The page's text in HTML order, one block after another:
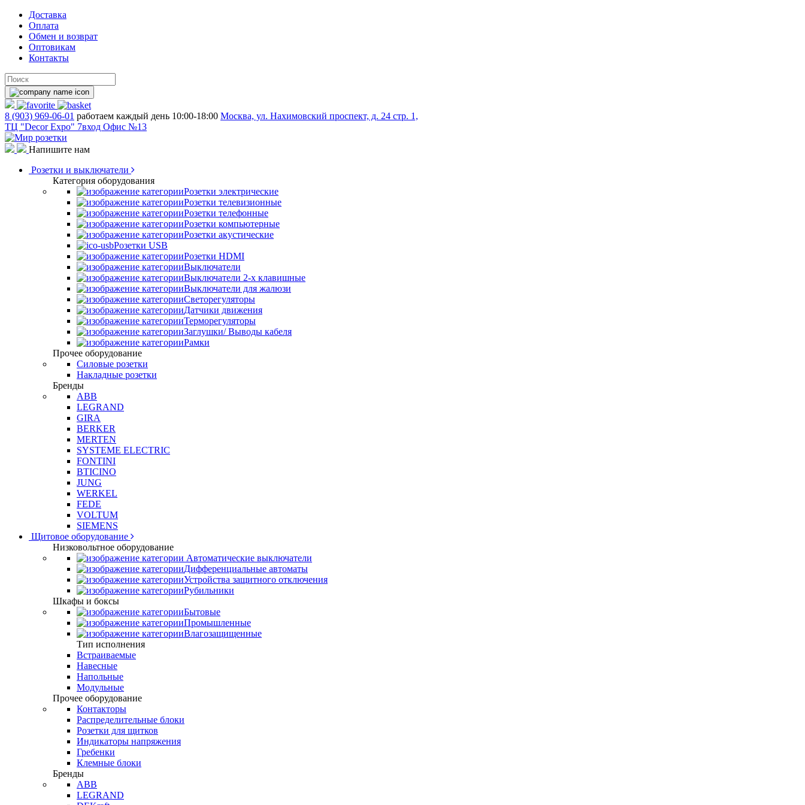
Доставка
Оплата
Обмен и возврат
Оптовикам
Контакты
8 (903) 969-06-01 работаем каждый день 10:00-18:00 Москва, ул. Нахимовский проспект, д. 24 стр. 1,
ТЦ "Decor Expo" 7вход Офис №13
Напишите нам
Розетки и выключатели
Категория оборудования
Розетки электрические
Розетки телевизионные
Розетки телефонные
Розетки компьютерные
Розетки акустические
Розетки USB
Розетки HDMI
Выключатели
Выключатели 2-х клавишные
Выключатели для жалюзи
Светорегуляторы
Датчики движения
Терморегуляторы
Заглушки/ Выводы кабеля
Рамки
Прочее оборудование
Силовые розетки
Накладные розетки
Бренды
ABB
LEGRAND
GIRA
BERKER
MERTEN
SYSTEME ELECTRIC
FONTINI
BTICINO
JUNG
WERKEL
FEDE
VOLTUM
SIEMENS
Щитовое оборудование
Низковольтное оборудование
Автоматические выключатели
Дифференциальные автоматы
Устройства защитного отключения
Рубильники
Шкафы и боксы
Бытовые
Промышленные
Влагозащищенные
Тип исполнения
Встраиваемые
Навесные
Напольные
Модульные
Прочее оборудование
Контакторы
Распределительные блоки
Розетки для щитков
Индикаторы напряжения
Гребенки
Клемные блоки
Бренды
ABB
LEGRAND